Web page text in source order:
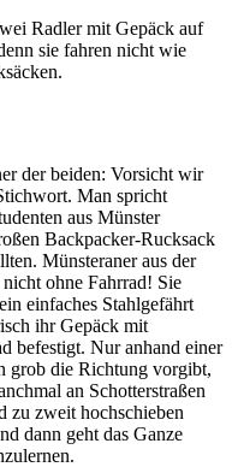
Radler mit Gepäck auf
sie fahren nicht wie
der beiden: Vorsicht wir
Man spricht
aus Münster
Backpacker-Rucksack
Münsteraner aus der
ohne Fahrrad! Sie
einfaches Stahlgefährt
ihr Gepäck mit
befestigt. Nur anhand einer
grob die Richtung vorgibt,
an Schotterstraßen
zu zweit hochschieben
dann geht das Ganze